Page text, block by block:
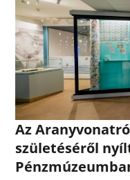
Az
születéséről